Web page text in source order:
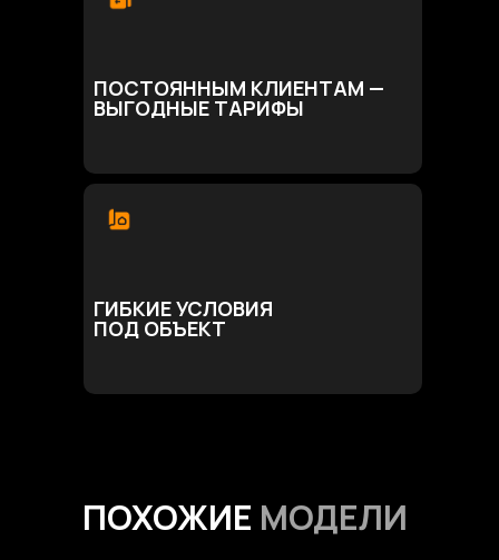
ГИБКИЕ УСЛОВИЯ
ПОД ОБЪЕКТ
ПОСТОЯННЫМ КЛИЕНТАМ —
ВЫГОДНЫЕ ТАРИФЫ
ПОХОЖИЕ МОДЕЛИ